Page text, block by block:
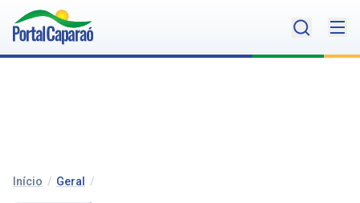
Início / Geral /